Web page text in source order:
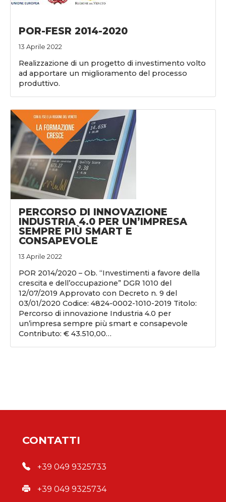
POR-FESR 2014-2020
13 Aprile 2022
Realizzazione di un progetto di investimento volto
ad apportare un miglioramento del processo
produttivo.
PERCORSO DI INNOVAZIONE
INDUSTRIA 4.0 PER UN’IMPRESA
SEMPRE PIÙ SMART E
CONSAPEVOLE
13 Aprile 2022
POR 2014/2020 – Ob. “Investimenti a favore della
crescita e dell’occupazione” DGR 1010 del
12/07/2019 Approvato con Decreto n. 9 del
03/01/2020 Codice: 4824-0002-1010-2019 Titolo:
Percorso di innovazione Industria 4.0 per
un’impresa sempre più smart e consapevole
Contributo: € 43.510,00…
CONTATTI
+39 049 9325733
+39 049 9325734